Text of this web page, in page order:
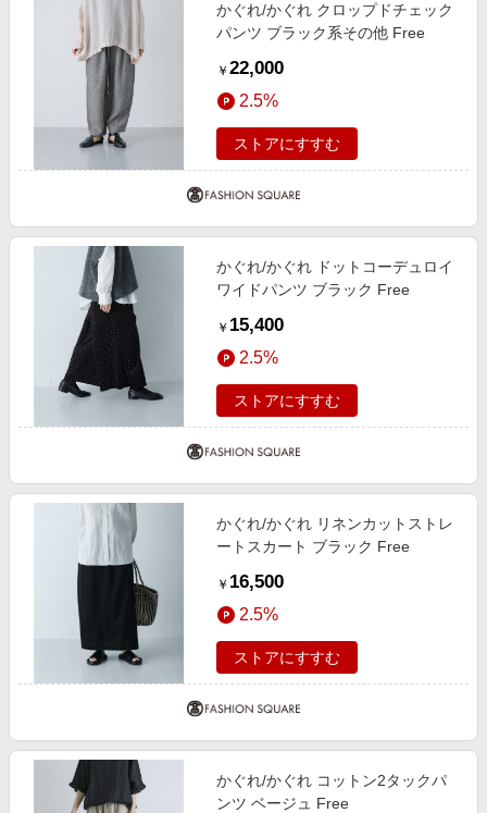
かぐれ/かぐれ クロップドチェック
パンツ ブラック系その他 Free
￥ 22,000
2.5%
ストアにすすむ
かぐれ/かぐれ ドットコーデュロイ
ワイドパンツ ブラック Free
￥ 15,400
2.5%
ストアにすすむ
かぐれ/かぐれ リネンカットストレ
ートスカート ブラック Free
￥ 16,500
2.5%
ストアにすすむ
かぐれ/かぐれ コットン2タックパ
ンツ ベージュ Free